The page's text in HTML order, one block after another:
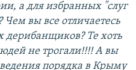
а для избранных "слуг
вы все отличаетесь
дерибанщиков? Те хоть
не трогали!!!! А вы
порядка в Крыму